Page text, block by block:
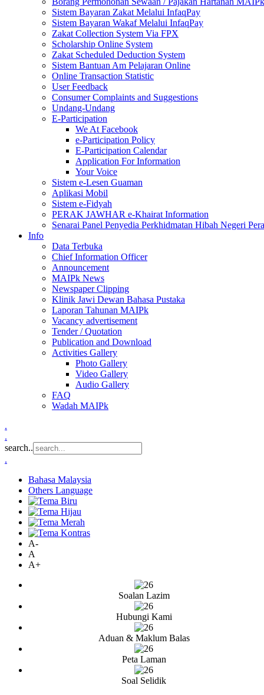
Sistem Bayaran Zakat Melalui InfaqPay
Sistem Bayaran Wakaf Melalui InfaqPay
Zakat Collection System Via FPX
Scholarship Online System
Zakat Scheduled Deduction System
Sistem Bantuan Am Pelajaran Online
Online Transaction Statistic
User Feedback
Consumer Complaints and Suggestions
Undang-Undang
E-Participation
We At Facebook
e-Participation Policy
E-Participation Calendar
Application For Information
Your Voice
Sistem e-Lesen Guaman
Aplikasi Mobil
Sistem e-Fidyah
PERAK JAWHAR e-Khairat Information
Senarai Panel Penyedia Perkhidmatan Hibah Negeri
Info
Data Terbuka
Chief Information Officer
Announcement
MAIPk News
Newspaper Clipping
Klinik Jawi Dewan Bahasa Pustaka
Laporan Tahunan MAIPk
Vacancy advertisement
Tender / Quotation
Publication and Download
Activities Gallery
Photo Gallery
Video Gallery
Audio Gallery
FAQ
Wadah MAIPk
.
.
search..
.
Bahasa Malaysia
Others Language
A-
A
A+
Soalan Lazim
Hubungi Kami
Aduan & Maklum Balas
Peta Laman
Soal Selidik